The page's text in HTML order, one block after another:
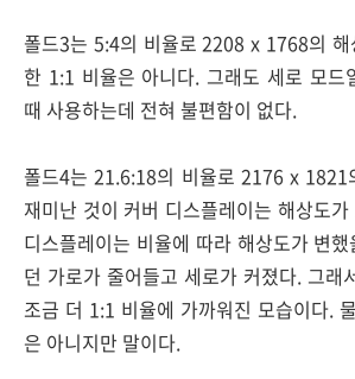
폴드3는 5:4의 비율로 2208 x 1768의 해
한 1:1 비율은 아니다. 그래도 세로 모드
때 사용하는데 전혀 불편함이 없다.
폴드4는 21.6:18의 비율로 2176 x 1821
재미난 것이 커버 디스플레이는 해상도
디스플레이는 비율에 따라 해상도가 변
던 가로가 줄어들고 세로가 커졌다. 그래
조금 더 1:1 비율에 가까워진 모습이다.
은 아니지만 말이다.